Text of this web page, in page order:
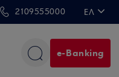
2109555000 ΕΛ
e-Banking